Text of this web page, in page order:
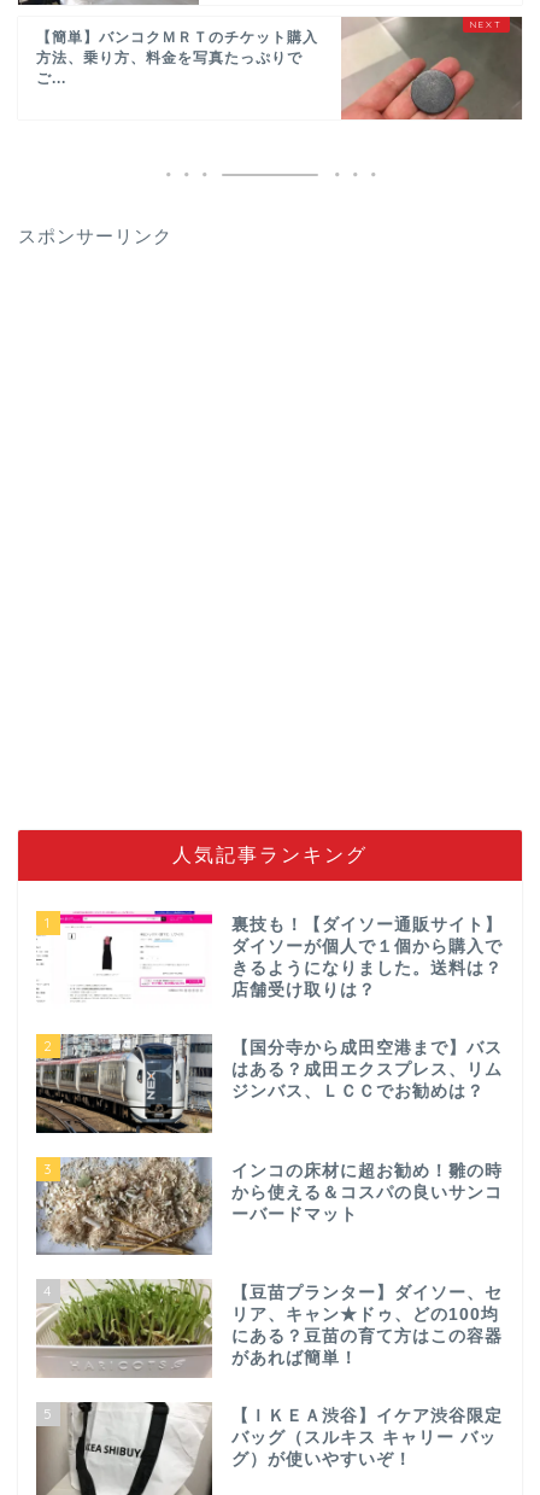
【簡単】バンコクＭＲＴのチケット購入
方法、乗り方、料金を写真たっぷりで
ご...
スポンサーリンク
人気記事ランキング
1
裏技も！【ダイソー通販サイト】
ダイソーが個人で１個から購入で
きるようになりました。送料は？
店舗受け取りは？
2
【国分寺から成田空港まで】バス
はある？成田エクスプレス、リム
ジンバス、ＬＣＣでお勧めは？
3
インコの床材に超お勧め！雛の時
から使える＆コスパの良いサンコ
ーバードマット
4
【豆苗プランター】ダイソー、セ
リア、キャン★ドゥ、どの100均
にある？豆苗の育て方はこの容器
があれば簡単！
5
【ＩＫＥＡ渋谷】イケア渋谷限定
バッグ（スルキス キャリー バッ
グ）が使いやすいぞ！